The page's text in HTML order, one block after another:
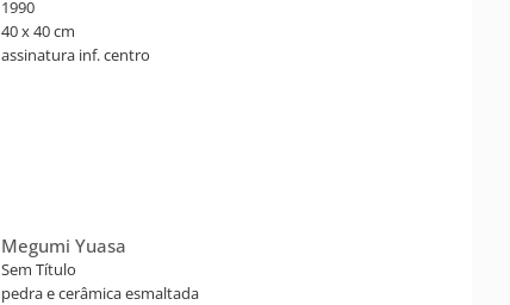
1990
40 x 40 cm
assinatura inf. centro
Megumi Yuasa
Sem Título
pedra e cerâmica esmaltada